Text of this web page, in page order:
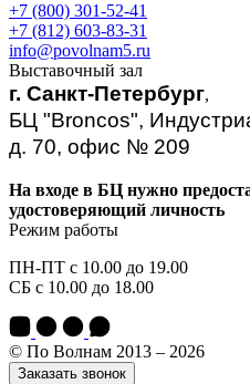
+7 (800) 301-52-41
+7 (812) 603-83-31
info@povolnam5.ru
Выставочный зал
г. Санкт-Петербург,
БЦ "Broncos",
д. 70, офис № 209
На входе в БЦ нужно
удостоверяющий личность
Режим работы
ПН-ПТ с 10.00 до 19.00
СБ с 10.00 до 18.00
© По Волнам 2013 – 2026
Заказать звонок